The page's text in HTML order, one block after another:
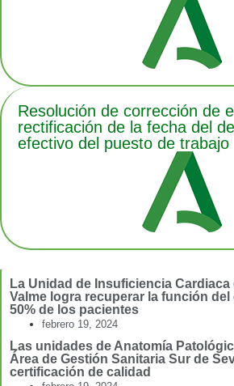
Resolución de corrección de
rectificación de la fecha del
efectivo del puesto de trabajo
La Unidad de Insuficiencia
Valme logra recuperar la función del
50% de los pacientes
febrero 19, 2024
Las unidades de Anatomía
Área de Gestión Sanitaria Sur de
certificación de calidad